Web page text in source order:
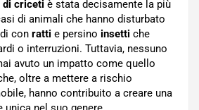
di criceti è stata decisamente la più
di animali che hanno disturbato
con ratti e persino insetti che
o interruzioni. Tuttavia, nessuno
avuto un impatto come quello
oltre a mettere a rischio
hanno contribuito a creare una